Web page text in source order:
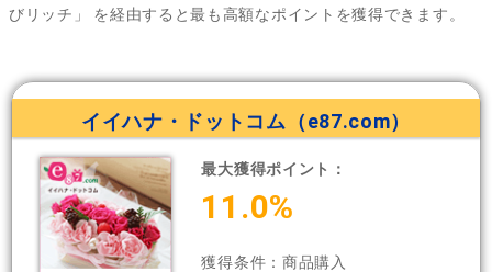
びリッチ」
を経由すると最も高額なポイントを獲得できます。
イイハナ・ドットコム（e87.com）
最大獲得ポイント：
11.0%
獲得条件：商品購入